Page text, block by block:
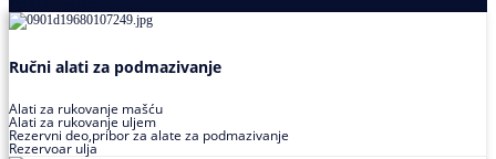
Ručni alati za podmazivanje
Alati za rukovanje mašću
Alati za rukovanje uljem
Rezervni deo,pribor za alate za podmazivanje
Rezervoar ulja